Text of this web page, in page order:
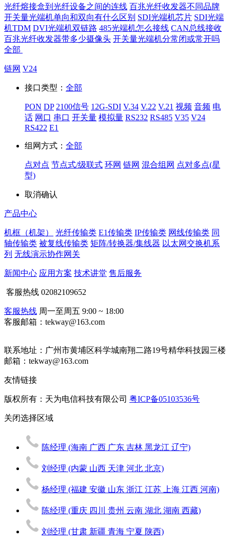
光纤熔接盒到光纤设备之间的连线 百兆光纤收发器不同品牌
开关量光端机单向和双向有什么区别 SDI光端机芯片 SDI光端
机TDM DVI光端机双链路 485光端机怎么接线 CAN总线接收
百兆光纤收发器带多少摄像头 开关量光端机分常闭或常开吗
全部
链网 V24
接口类型： 全部
PON DP 2100信号 12G-SDI V.34 V.22 V.21 视频 音频 电
话 网口 串口 开关量 模拟量 RS232 RS485 V35 V24
RS422 E1
组网方式： 全部
点对点 节点式/级联式 环网 链网 混合组网 点对多点(星
型)
取消确认
产品中心
机框（机架） 光纤传输类 E1传输类 IP传输类 网线传输类 同
轴传输类 被复线传输类 矩阵/转换器/集线器 以太网交换机系
列 无线演示协作网关
新闻中心 应用方案 技术讲堂 售后服务
客服热线 02082109652
客服热线 周一至周五 9:00 ~ 18:00
客服邮箱：tekway@163.com
联系地址： 广州市黄埔区科学城南翔二路19号精华科技园三楼
邮箱：tekway@163.com
友情链接
版权所有：天为电信科技有限公司 粤ICP备05103536号
关闭选择区域
陈经理 (海南 广西 广东 吉林 黑龙江 辽宁)
刘经理 (内蒙 山西 天津 河北 北京)
杨经理 (福建 安徽 山东 浙江 江苏 上海 江西 河南)
陈经理 (重庆 四川 贵州 云南 湖北 湖南 西藏)
刘经理 (甘肃 新疆 青海 宁夏 陕西)